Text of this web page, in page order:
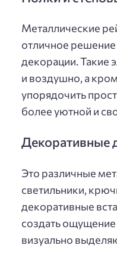
Металлические
отличное решение
декорации. Такие
и воздушно, а
упорядочить
более уютной и
Декоративные
Это различные
светильники,
декоративные
создать ощущение
визуально